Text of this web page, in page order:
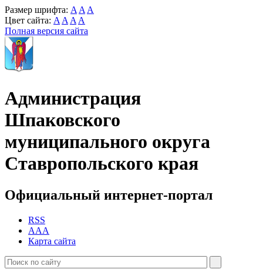
Размер шрифта: A A A
Цвет сайта: A A A A
Полная версия сайта
Администрация
Шпаковского
муниципального округа
Ставропольского края
Официальный интернет-портал
RSS
AAA
Карта сайта